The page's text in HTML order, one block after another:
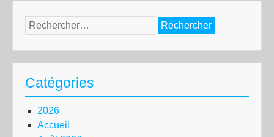
Rechercher :
Catégories
2026
Accueil